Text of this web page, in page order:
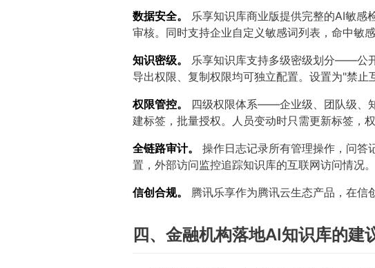
数据安全。
乐享知识库商业版提供完整的AI敏感
审核。同时支持企业自定义敏感词列表，命中敏
知识密级。
乐享知识库支持多级密级划分——公
导出权限、复制权限均可独立配置。设置为"禁止
权限管控。
四级权限体系——企业级、团队级、
建标签，批量授权。人员变动时只需更新标签，权
全链路审计。
操作日志记录所有管理操作，问答
置，外部访问监控追踪知识库的互联网访问情况。
信创合规。
腾讯乐享作为腾讯云生态产品，在信
四、金融机构落地AI知识库的建